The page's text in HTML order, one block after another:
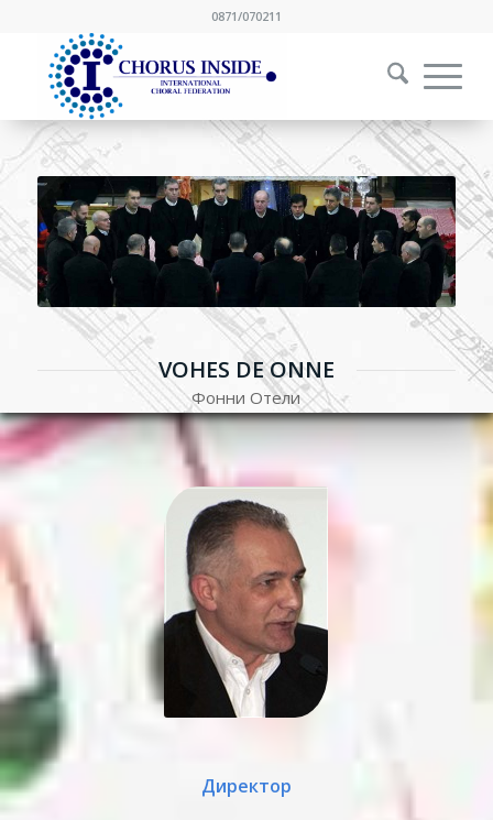
0871/070211
VOHES DE ONNE
Фонни Отели
Директор